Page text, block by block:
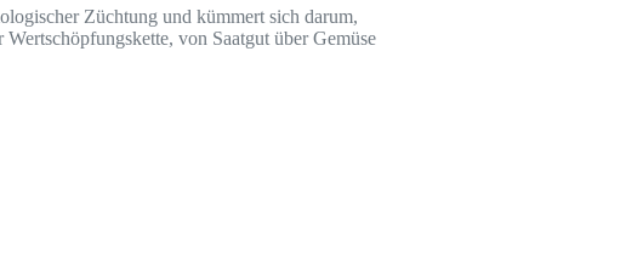
Züchtung und kümmert sich darum,
von Saatgut über Gemüse